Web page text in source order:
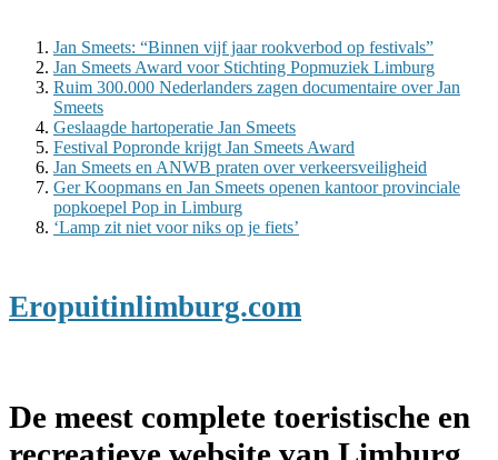
Jan Smeets: “Binnen vijf jaar rookverbod op festivals”
Jan Smeets Award voor Stichting Popmuziek Limburg
Ruim 300.000 Nederlanders zagen documentaire over Jan
Smeets
Geslaagde hartoperatie Jan Smeets
Festival Popronde krijgt Jan Smeets Award
Jan Smeets en ANWB praten over verkeersveiligheid
Ger Koopmans en Jan Smeets openen kantoor provinciale
popkoepel Pop in Limburg
‘Lamp zit niet voor niks op je fiets’
Eropuitinlimburg.com
De meest complete toeristische en